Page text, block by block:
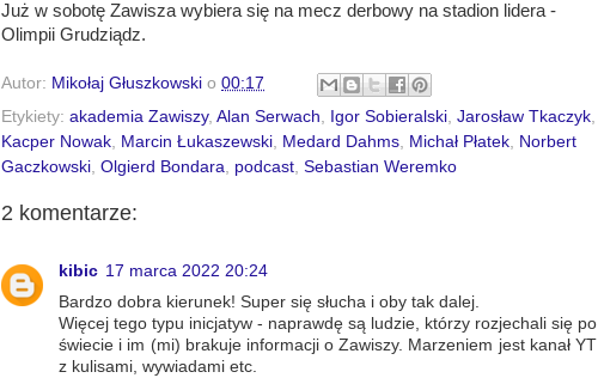
Już w sobotę Zawisza wybiera się na mecz derbowy na stadion lidera -
Olimpii Grudziądz.
Autor: Mikołaj Głuszkowski o 00:17
Etykiety: akademia Zawiszy, Alan Serwach Igor Sobieralski Jarosław Tkaczyk
Kacper Nowak
Marcin Łukaszewski Medard Dahms Michał Płatek
Norbert
Gaczkowski Olgierd Bondara podcast Sebastian Weremko
2 komentarze:
kibic 17 marca 2022 20:24
Bardzo dobra kierunek! Super się słucha i oby tak dalej.
Więcej tego typu inicjatyw - naprawdę są ludzie, którzy rozjechali się po
świecie i im (mi) brakuje informacji o Zawiszy. Marzeniem jest kanał YT
z kulisami, wywiadami etc.